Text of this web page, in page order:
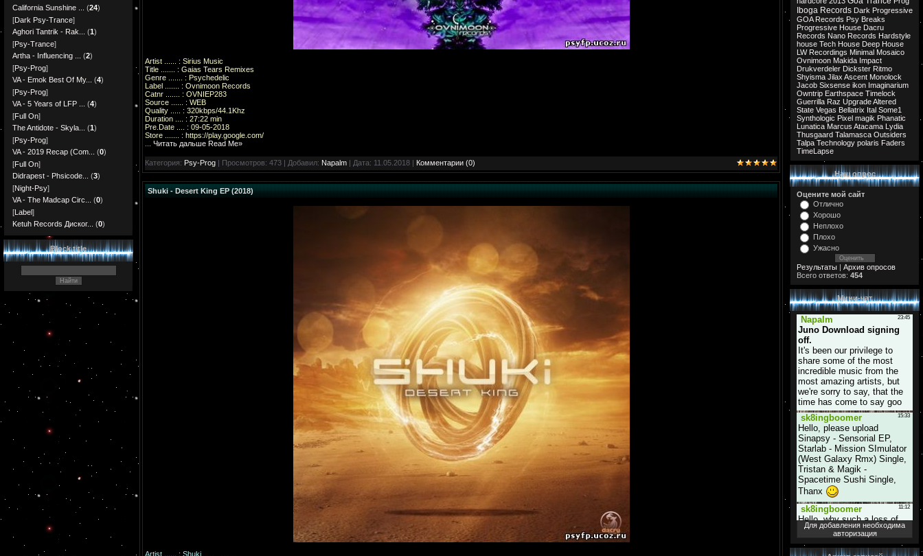
California Sunshine ... (24)
[Dark Psy-Trance]
Aghori Tantrik - Rak...
(1)
[Psy-Trance]
Artha - Influencing ...
(2)
[Psy-Prog]
VA - Emok Best Of My...
(4)
[Psy-Prog]
VA - 5 Years of LFP ...
(4)
[Full On]
The Antidote - Skyla...
(1)
[Psy-Prog]
VA - 2019 Recap (Com...
(0)
[Full On]
Didrapest - Phsicode...
(3)
[Night-Psy]
VA - The Madcap Circ...
(0)
[Label]
Ketuh Records Диског...
(0)
Block title
Artist ...... : Sirius Music
Title ....... : Gaias Tears Remixes
Genre ....... : Psychedelic
Label ....... : Ovnimoon Records
Catnr ....... : OVNIEP283
Source ...... : WEB
Quality ..... : 320kbps/44.1Khz
Duration .... : 27:22 min
Pre.Date .... : 09-05-2018
Store ....... : https://play.google.com/
Читать дальше Read Me»
Категория: Psy-Prog | Просмотров: 473 | Добавил: Napalm | Дата: 11.05.2018 | Комментарии (0)
Shuki - Desert King EP (2018)
Artist ...... : Shuki
Iboga Records Dark Progressive
GOA Records Psy Breaks
Progressive House Dacru
Records Nano Records Hardstyle
house Tech House Deep House
LW Recordings Minimal Mosaico
Ovnimoon Makida Impact
Drukverdeler Dickster Ritmo
Shyisma Jilax Ascent Monolock
Jacob Sixsense ikon Imaginarium
Owntrip Earthspace Timelock
Guerrilla Raz UpgradeAltered
State Vegas Bellatrix Ital Some1
Synthologic Pixel magik Phanatic
Lunatica Marcus Atacama Lydia
Thusgaard Talamasca Outsiders
Talpa Technology polaris Faders
TimeLapse
Наш опрос
Оцените мой сайт
Отлично
Хорошо
Неплохо
Плохо
Ужасно
Результаты | Архив опросов
Всего ответов: 454
Мини-чат
Для добавления необходима
авторизация